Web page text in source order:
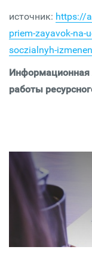
источник: https://
priem-zayavok-na-
soczialnyh-
Информационная
работы